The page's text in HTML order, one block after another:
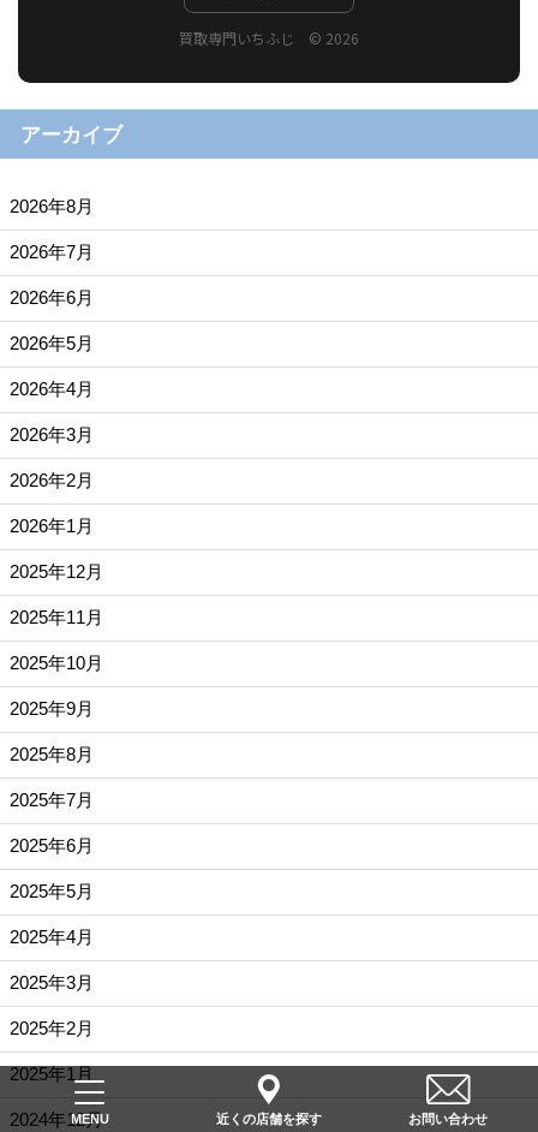
買取専門いちふじ © 2026
アーカイブ
2026年8月
2026年7月
2026年6月
2026年5月
2026年4月
2026年3月
2026年2月
2026年1月
2025年12月
2025年11月
2025年10月
2025年9月
2025年8月
2025年7月
2025年6月
2025年5月
2025年4月
2025年3月
2025年2月
2025年1月
2024年12月
MENU 近くの店舗を探す お問い合わせ